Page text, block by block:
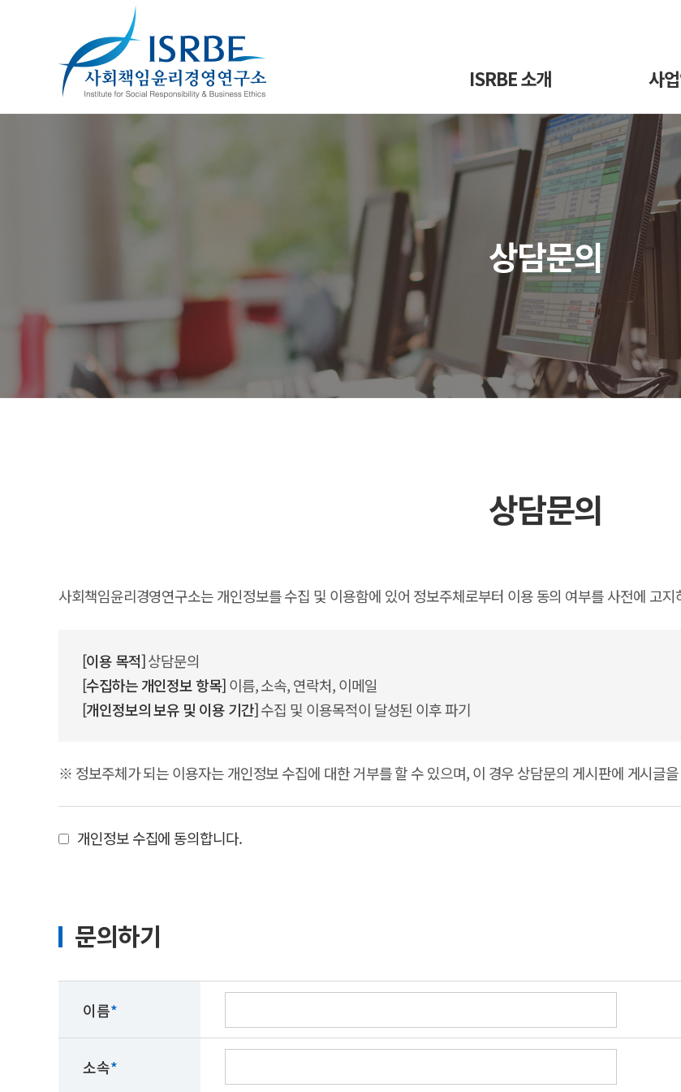
ISRBE 소개 사
상담문의
상담문의
사회책임윤리경영연구소는 개인정보를 수집 및 이용함에 있어 정보주체로부터 이용 동의 여부를 사전에 고지
[이용 목적]상담문의
[수집하는 개인정보 항목]이름, 소속, 연락처, 이메일
[개인정보의 보유 및 이용 기간]수집 및 이용목적이 달성된 이후 파기
※ 정보주체가 되는 이용자는 개인정보 수집에 대한 거부를 할 수 있으며, 이 경우 상담문의 게시판에 게시글
개인정보 수집에 동의합니다.
문의하기
이름*
소속*